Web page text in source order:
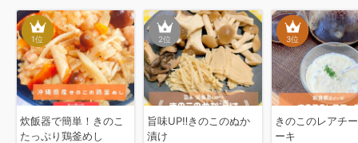
1位
炊飯器で簡単！きのこ
たっぷり鶏釜めし
2位
旨味UP‼︎きのこのぬか
漬け
3位
きのこのレアチ
ーキ